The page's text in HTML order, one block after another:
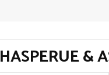
HASPERUE &